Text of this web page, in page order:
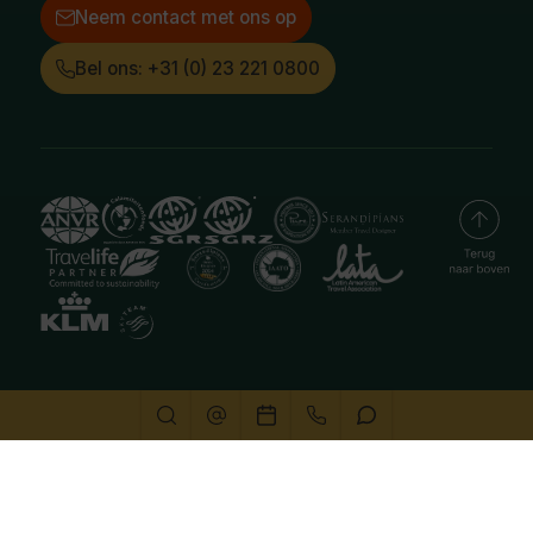
Neem contact met ons op
Bel ons: +31 (0) 23 221 0800